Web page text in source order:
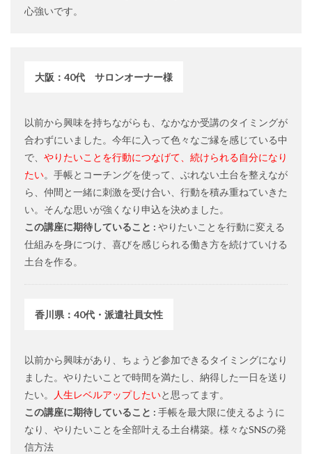
心強いです。
大阪：40代 サロンオーナー様
以前から興味を持ちながらも、なかなか受講のタイミングが
合わずにいました。今年に入って色々なご縁を感じている中
で、 やりたいことを行動につなげて、続けられる自分になり
たい。 手帳とコーチングを使って、ぶれない土台を整えなが
ら、 仲間と一緒に刺激を受け合い、行動を積み重ねていきた
い。 そんな思いが強くなり申込を決めました。
この講座に期待していること : やりたいことを行動に変える
仕組みを身につけ、喜びを感じられる働き方を続けていける
土台を作る。
香川県：40代・派遣社員女性
以前から興味があり、ちょうど参加できるタイミングになり
ました。 やりたいことで時間を満たし、納得した一日を送り
たい。
人生レベルアップしたいと思ってます。
この講座に期待していること : 手帳を最大限に使えるように
なり、やりたいことを全部叶える土台構築。様々なSNSの発
信方法